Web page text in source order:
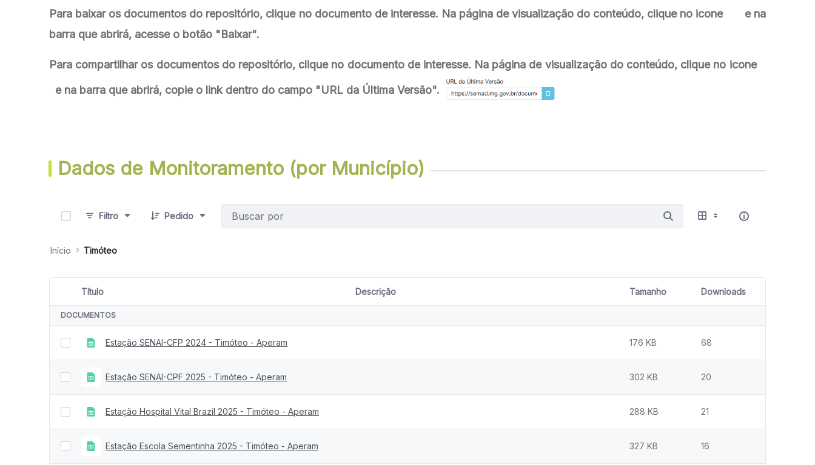
Para baixar os documentos do repositório, clique no documento de interesse. Na página de visualização do conteúdo, clique no icone
e na
barra que abrirá, acesse o botão "Baixar".
Para compartilhar os documentos do repositório, clique no documento de interesse. Na página de visualização do conteúdo, clique no icone
e na barra que abrirá, copie o link dentro do campo "URL da Última Versão".
Dados de Monitoramento (por Município)
Filtro Pedido
Início Timóteo
Seleção de item
Título Descrição Tamanho Downloads
DOCUMENTOS
Estação SENAI-CFP 2024 - Timóteo - Aperam 176 KB 68
Estação SENAI-CPF 2025 - Timóteo - Aperam 302 KB 20
Estação Hospital Vital Brazil 2025 - Timóteo - Aperam 288 KB 21
Estação Escola Sementinha 2025 - Timóteo - Aperam 327 KB 16